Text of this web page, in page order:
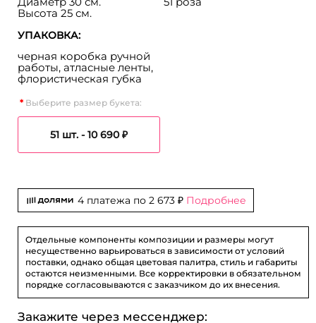
Высота 25 см.
УПАКОВКА:
черная коробка ручной
работы, атласные ленты,
флористическая губка
Выберите размер букета:
51 шт. -10 690 ₽
4 платежа по 2 673 ₽ Подробнее
Отдельные компоненты композиции и размеры могут
несущественно варьироваться в зависимости от условий
поставки, однако общая цветовая палитра, стиль и габариты
остаются неизменными. Все корректировки в обязательном
порядке согласовываются с заказчиком до их внесения.
Закажите через мессенджер: